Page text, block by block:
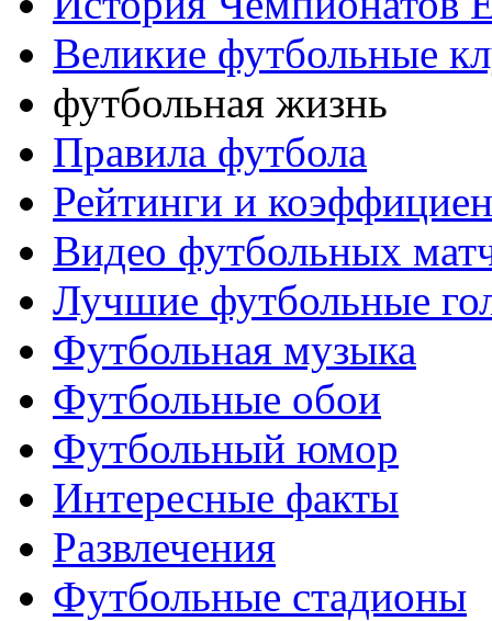
Великие футбольные
футбольная жизнь
Правила футбола
Рейтинги и
Видео футбольных
Лучшие футбольные
Футбольная музыка
Футбольные обои
Футбольный юмор
Интересные факты
Развлечения
Футбольные стадионы